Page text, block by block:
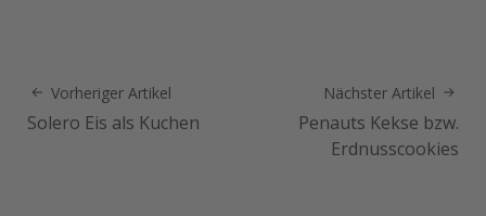
Vorheriger Artikel
Solero Eis als Kuchen
Nächster Artikel
Penauts Kekse bzw.
Erdnusscookies